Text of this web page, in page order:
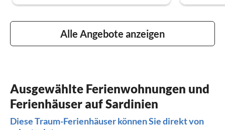
Alle Angebote anzeigen
Ausgewählte Ferienwohnungen und
Ferienhäuser auf Sardinien
Diese Traum-Ferienhäuser können Sie direkt von